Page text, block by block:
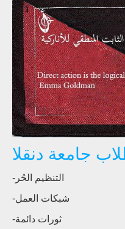
جامعة دنقلا
-التنظيم الحُر
-شبكات العمل
-ثورات دائمة